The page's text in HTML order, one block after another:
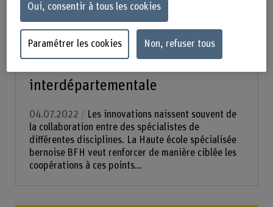
News
interdépartementale
04.07.2022
Les innovations naissent souvent de
la collaboration entre des spécialistes de
différentes disciplines. La Haute école spécialisée
bernoise BFH veut renforcer de manière ciblée les
coopérations à ces points...
Oui, consentir à tous les cookies
Paramétrer les cookies Non, refuser tous